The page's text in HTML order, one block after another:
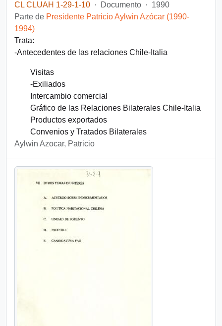
CL CLUAH 1-29-1-10 · Documento · 1990
Parte de Presidente Patricio Aylwin Azócar (1990-
1994)
Trata:
-Antecedentes de las relaciones Chile-Italia
Visitas
-Exiliados
Intercambio comercial
Gráfico de las Relaciones Bilaterales Chile-Italia
Productos exportados
Convenios y Tratados Bilaterales
Aylwin Azocar, Patricio